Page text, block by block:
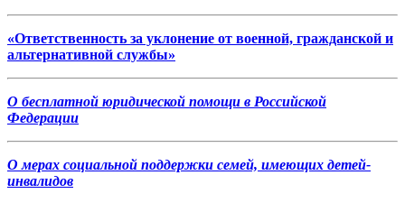
«Ответственность за уклонение от военной, гражданской и
альтернативной службы»
О бесплатной юридической помощи в Российской
Федерации
О мерах социальной поддержки семей, имеющих детей-
инвалидов